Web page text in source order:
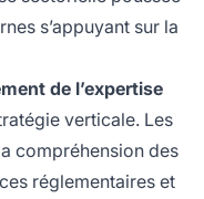
s’appuyant sur la
de l’expertise
verticale. Les
compréhension des
réglementaires et